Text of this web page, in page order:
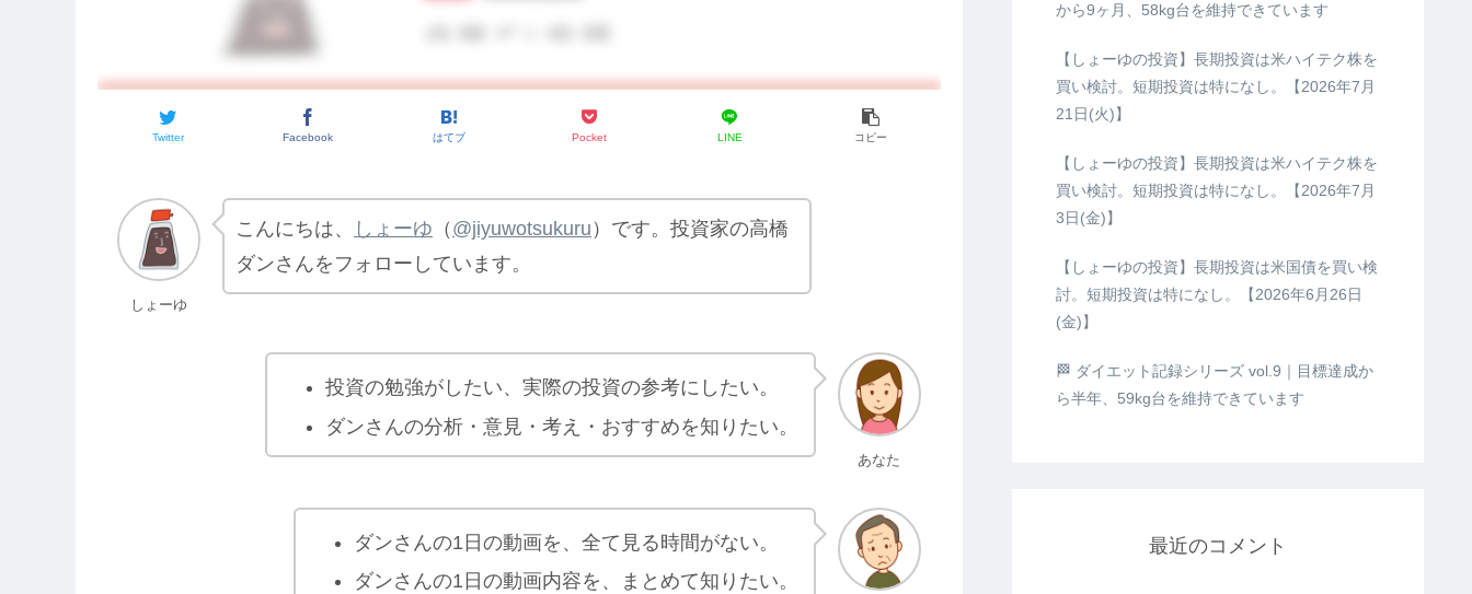
Twitter Facebook はてブ Pocket LINE コピー
しょーゆ
こんにちは、 しょーゆ （ @jiyuwotsukuru ）です。投資家の高橋
ダンさんをフォローしています。
あなた
投資の勉強がしたい、実際の投資の参考にしたい。
ダンさんの分析・意見・考え・おすすめを知りたい。
ダンさんの1日の動画を、全て見る時間がない。
ダンさんの1日の動画内容を、まとめて知りたい。
から9ヶ月、58kg台を維持できています
【しょーゆの投資】長期投資は米ハイテク株を
買い検討。短期投資は特になし。【2026年7月
21日(火)】
【しょーゆの投資】長期投資は米ハイテク株を
買い検討。短期投資は特になし。【2026年7月
3日(金)】
【しょーゆの投資】長期投資は米国債を買い検
討。短期投資は特になし。【2026年6月26日
(金)】
🏁 ダイエット記録シリーズ vol.9｜目標達成か
ら半年、59kg台を維持できています
最近のコメント